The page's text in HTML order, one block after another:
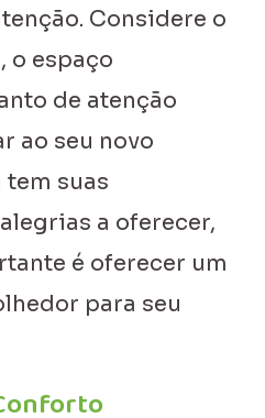
Considere o
o espaço
de atenção
ao seu novo
tem suas
a oferecer,
é oferecer um
para seu